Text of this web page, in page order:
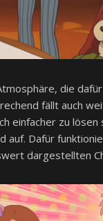
die
fällt auch
einfacher zu lösen
Dafür
dargestellten